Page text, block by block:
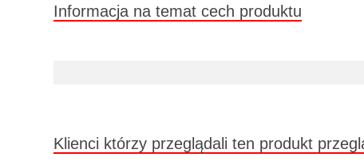
Informacja na temat cech produktu
Klienci którzy przeglądali ten produkt